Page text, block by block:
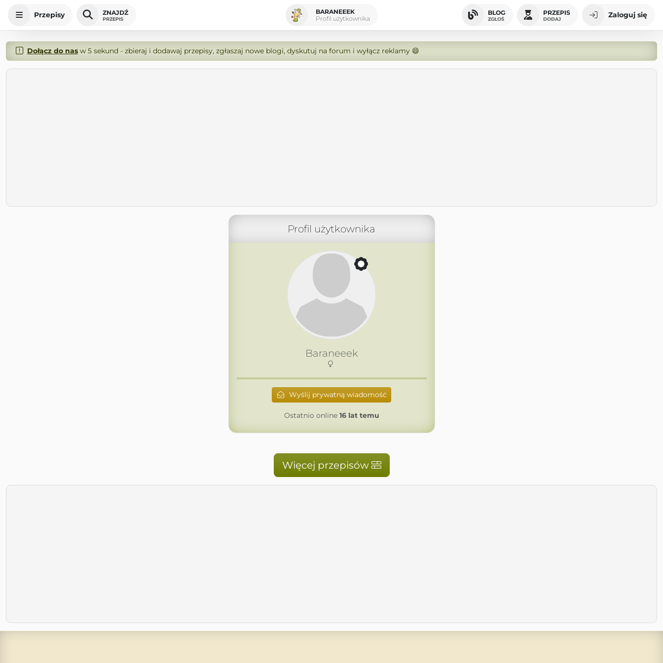
Przepisy ZNAJDŹ
PRZEPIS
BARANEEEK
Profil użytkownika
BLOG
ZGŁOŚ
PRZEPIS
DODAJ Zaloguj się
Dołącz do nasw 5 sekund - zbieraj i dodawaj przepisy, zgłaszaj nowe blogi, dyskutuj na forum i wyłącz reklamy 😄
Profil użytkownika
Baraneeek
Wyślij prywatną wiadomość
Ostatnio online 16 lat temu
Więcej przepisów